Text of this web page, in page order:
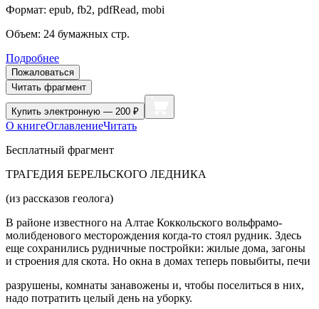
Формат: epub, fb2, pdfRead, mobi
Объем: 24 бумажных стр.
Подробнее
Пожаловаться
Читать фрагмент
Купить электронную — 200 ₽
О книгеОглавлениеЧитать
Бесплатный фрагмент
ТРАГЕДИЯ БЕРЕЛЬСКОГО ЛЕДНИКА
(из рассказов геолога)
В районе известного на Алтае Коккольского вольфрамо-
молибденового месторождения когда-то стоял рудник. Здесь
еще сохранились рудничные постройки: жилые дома, загоны
и строения для скота. Но окна в домах теперь повыбиты, печи
разрушены, комнаты занавожены и, чтобы поселиться в них,
надо потратить целый день на уборку.